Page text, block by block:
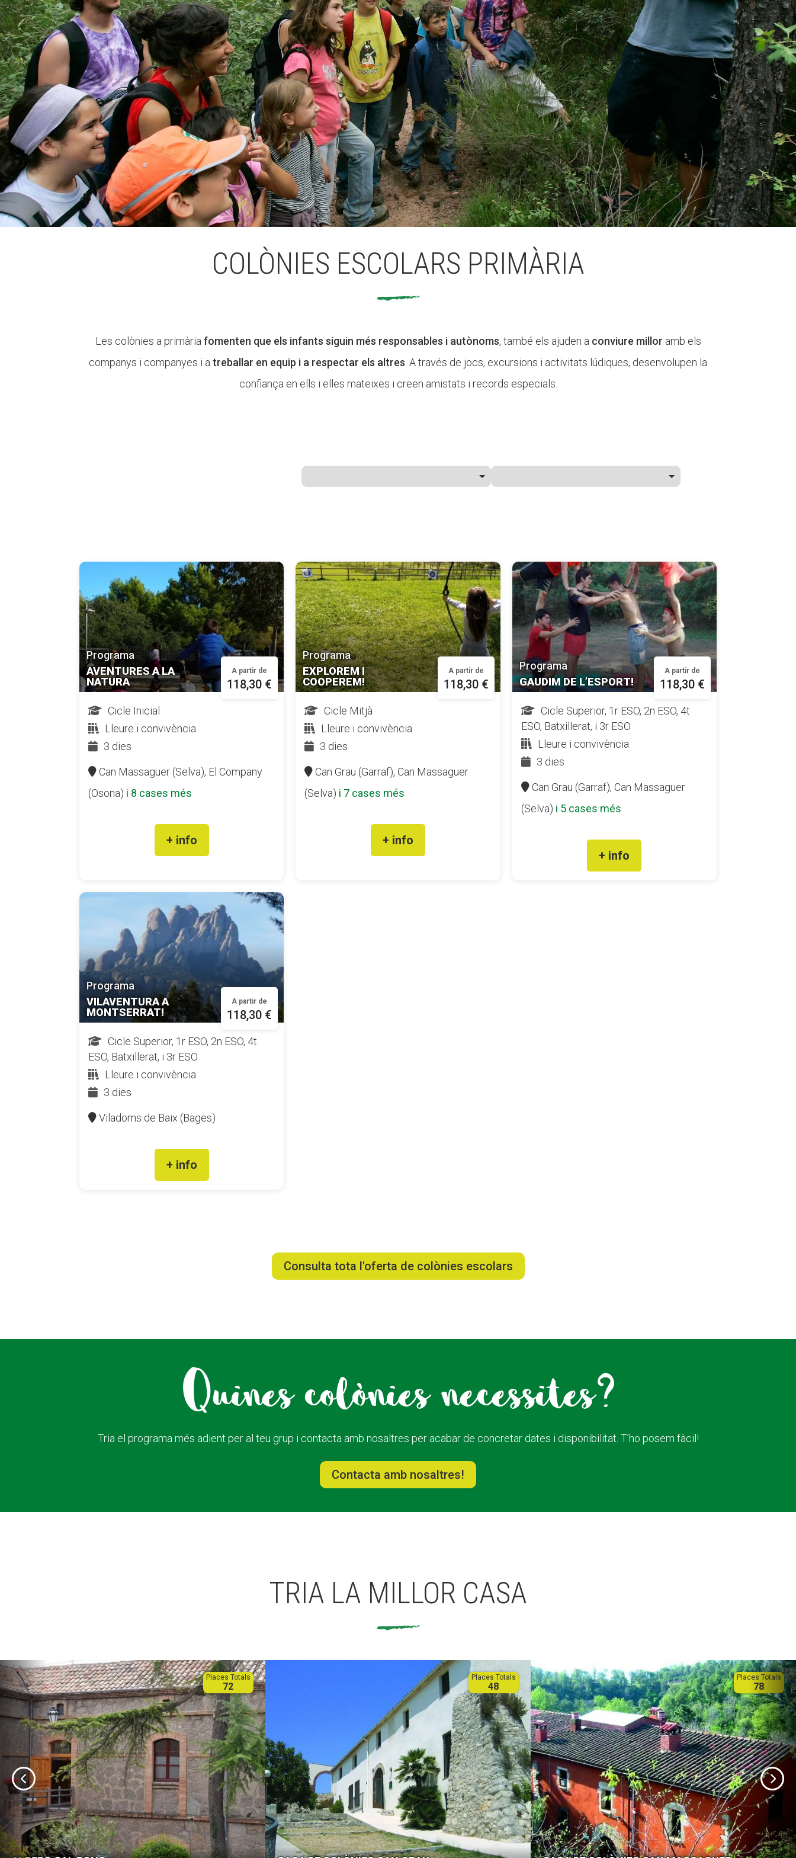
COLÒNIES ESCOLARS PRIMÀRIA
Les colònies a primària fomenten que els infants siguin més responsables i autònoms, també els ajuden a conviure millor amb els
companys i companyes i a treballar en equip i a respectar els altres . A través de jocs, excursions i activitats lúdiques, desenvolupen la
confiança en ells i elles mateixes i creen amistats i records especials.
Programa
AVENTURES A LA
NATURA
A partir de
118,30 €
Cicle Inicial
Lleure i convivència
3 dies
Can Massaguer (Selva), El Company
(Osona) i 8 cases més
+ info
Programa
EXPLOREM I
COOPEREM!
A partir de
118,30 €
Cicle Mitjà
Lleure i convivència
3 dies
Can Grau (Garraf), Can Massaguer
(Selva) i 7 cases més
+ info
Programa
GAUDIM DE L’ESPORT!
A partir de
118,30 €
Cicle Superior, 1r ESO, 2n ESO, 4t
ESO, Batxillerat, i 3r ESO
Lleure i convivència
3 dies
Can Grau (Garraf), Can Massaguer
(Selva) i 5 cases més
+ info
Programa
VILAVENTURA A
MONTSERRAT!
A partir de
118,30 €
Cicle Superior, 1r ESO, 2n ESO, 4t
ESO, Batxillerat, i 3r ESO
Lleure i convivència
3 dies
Viladoms de Baix (Bages)
+ info
Consulta tota l'oferta de colònies escolars
Quines colònies necessites?
Tria el programa més adient per al teu grup i contacta amb nosaltres per acabar de concretar dates i disponibilitat. T’ho posem fàcil!
Contacta amb nosaltres!
TRIA LA MILLOR CASA
Places Totals
72
Places Totals
48
Places Totals
78
L'equip
Missió i valors
Els comptes clars
Memòria d'activitats
Proposta educativa
Butlletins
Diari de la Fundació
Fundesplai als mitjans
Xarxes socials
Fes un donatiu
Treballa amb nosaltres